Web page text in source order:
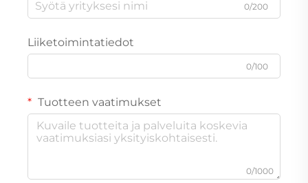
0/200
Liiketoimintatiedot
0/100
Tuotteen vaatimukset
0/1000